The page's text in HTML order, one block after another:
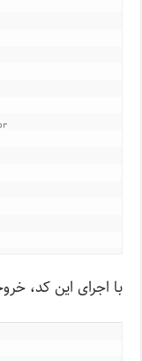
با اجرای این کد،